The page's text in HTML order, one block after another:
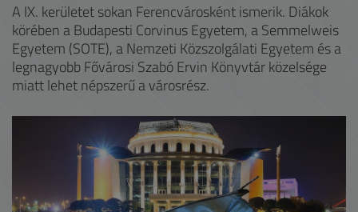
A IX. kerületet sokan Ferencvárosként ismerik. Diákok
körében a Budapesti Corvinus Egyetem, a Semmelweis
Egyetem (SOTE), a Nemzeti Közszolgálati Egyetem és a
legnagyobb Fővárosi Szabó Ervin Könyvtár közelsége
miatt lehet népszerű a városrész.